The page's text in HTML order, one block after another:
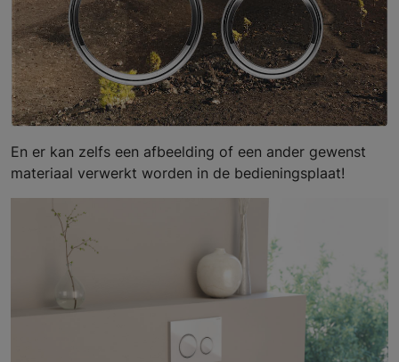
En er kan zelfs een afbeelding of een ander gewenst
materiaal verwerkt worden in de bedieningsplaat!